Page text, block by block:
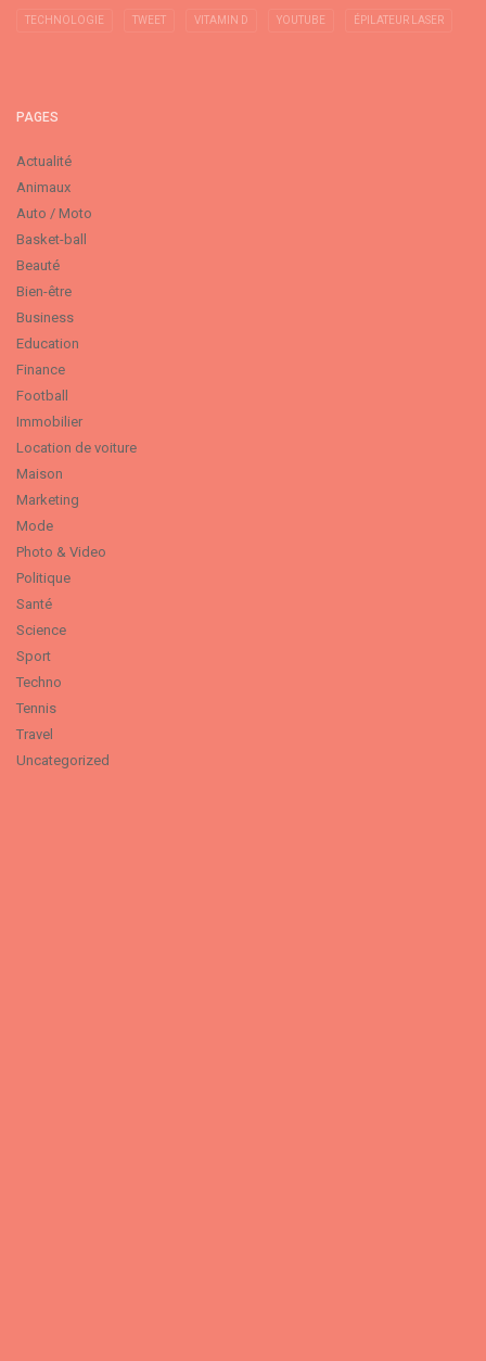
TECHNOLOGIE TWEET VITAMIN D YOUTUBE ÉPILATEUR LASER
PAGES
Actualité
Animaux
Auto / Moto
Basket-ball
Beauté
Bien-être
Business
Education
Finance
Football
Immobilier
Location de voiture
Maison
Marketing
Mode
Photo & Video
Politique
Santé
Science
Sport
Techno
Tennis
Travel
Uncategorized